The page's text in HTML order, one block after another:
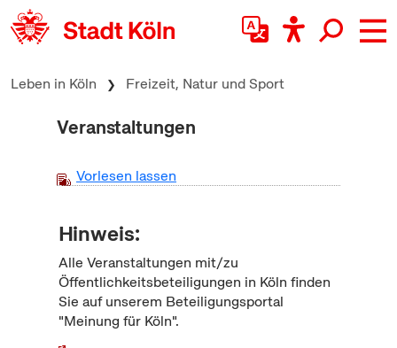
zum Inhalt springen
Leben in Köln Freizeit, Natur und Sport
Veranstaltungen
Vorlesen lassen
Hinweis:
Alle Veranstaltungen mit/zu
Öffentlichkeitsbeteiligungen in Köln finden
Sie auf unserem Beteiligungsportal
"Meinung für Köln".